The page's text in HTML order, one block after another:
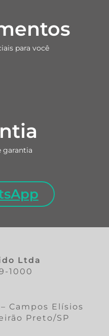
para você
garantia
Ltda
1000
Campos Elísios
Preto/SP